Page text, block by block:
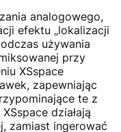
analogowego,
efektu „lokalizacji
używania
przy
XSspace
zapewniając
te z
działają
zamiast ingerować